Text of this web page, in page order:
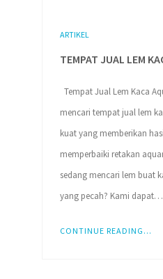
ARTIKEL
TEMPAT JUAL LEM
Tempat Jual Lem Kaca
mencari tempat jual lem
kuat yang memberikan
memperbaiki retakan
sedang mencari lem buat
yang pecah? Kami dapat…
CONTINUE READING...